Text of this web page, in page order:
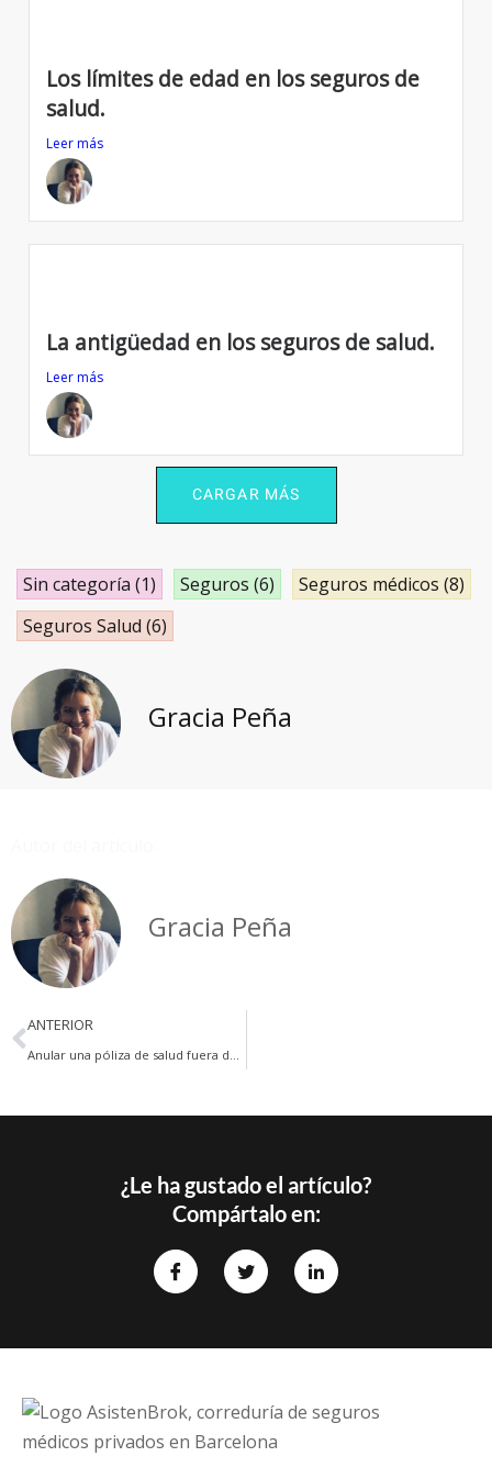
Los límites de edad en los seguros de
salud.
Leer más
La antigüedad en los seguros de salud.
Leer más
CARGAR MÁS
Sin categoría (1) Seguros (6) Seguros médicos (8)
Seguros Salud (6)
Gracia Peña
Gracia Peña
Ant
ANTERIOR
Anular una póliza de salud fuera de plazo
¿Le ha gustado el artículo?
Compártalo en: